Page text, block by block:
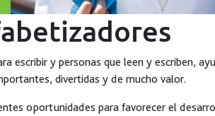
escribir y personas que leen y escriben,
divertidas y de mucho valor.
oportunidades para favorecer el